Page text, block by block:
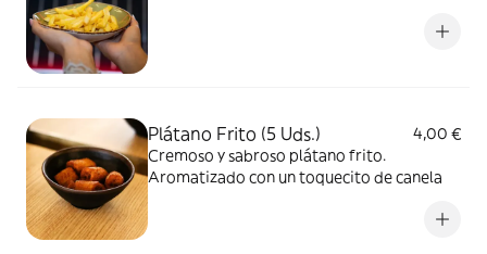
Plátano Frito (5 Uds.)
4,00 €
Cremoso y sabroso plátano frito.
Aromatizado con un toquecito de canela